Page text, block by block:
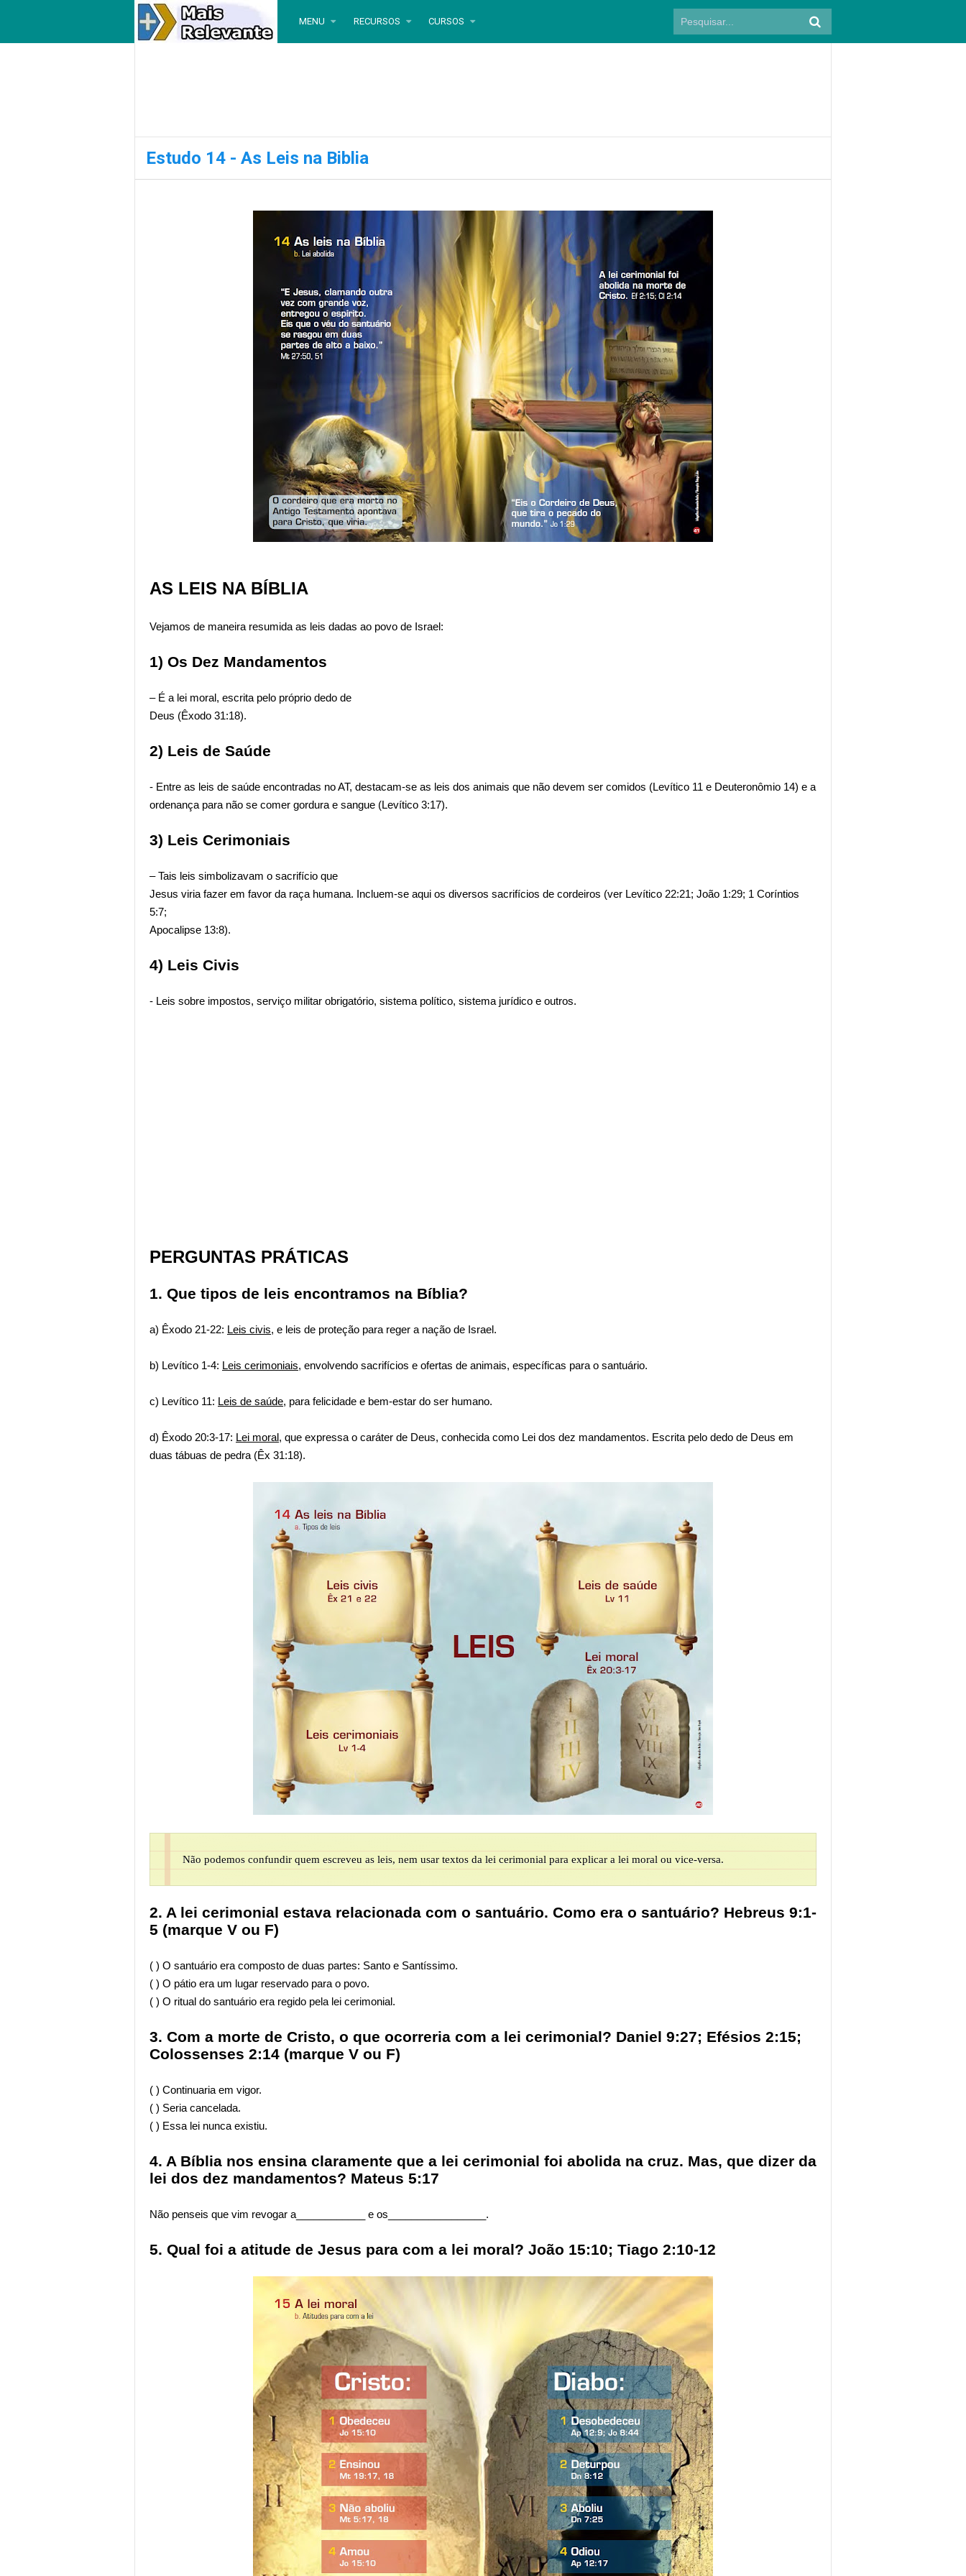
MENU RECURSOS CURSOS
Estudo 14 - As Leis na Biblia
AS LEIS NA BÍBLIA
Vejamos de maneira resumida as leis dadas ao povo de Israel:
1) Os Dez Mandamentos
– É a lei moral, escrita pelo próprio dedo de
Deus (Êxodo 31:18).
2) Leis de Saúde
- Entre as leis de saúde encontradas no AT, destacam-se as leis dos animais que não devem ser comidos (Levítico 11 e Deuteronômio 14) e a
ordenança para não se comer gordura e sangue (Levítico 3:17).
3) Leis Cerimoniais
– Tais leis simbolizavam o sacrifício que
Jesus viria fazer em favor da raça humana. Incluem-se aqui os diversos sacrifícios de cordeiros (ver Levítico 22:21; João 1:29; 1 Coríntios
5:7;
Apocalipse 13:8).
4) Leis Civis
- Leis sobre impostos, serviço militar obrigatório, sistema político, sistema jurídico e outros.
PERGUNTAS PRÁTICAS
1. Que tipos de leis encontramos na Bíblia?
a) Êxodo 21-22: Leis civis, e leis de proteção para reger a nação de Israel.
b) Levítico 1-4: Leis cerimoniais, envolvendo sacrifícios e ofertas de animais, específicas para o santuário.
c) Levítico 11: Leis de saúde, para felicidade e bem-estar do ser humano.
d) Êxodo 20:3-17: Lei moral, que expressa o caráter de Deus, conhecida como Lei dos dez mandamentos. Escrita pelo dedo de Deus em
duas tábuas de pedra (Êx 31:18).
Não podemos confundir quem escreveu as leis, nem usar textos da lei cerimonial para explicar a lei moral ou vice-versa.
2. A lei cerimonial estava relacionada com o santuário. Como era o santuário? Hebreus 9:1-
5 (marque V ou F)
( ) O santuário era composto de duas partes: Santo e Santíssimo.
( ) O pátio era um lugar reservado para o povo.
( ) O ritual do santuário era regido pela lei cerimonial.
3. Com a morte de Cristo, o que ocorreria com a lei cerimonial? Daniel 9:27; Efésios 2:15;
Colossenses 2:14 (marque V ou F)
( ) Continuaria em vigor.
( ) Seria cancelada.
( ) Essa lei nunca existiu.
4. A Bíblia nos ensina claramente que a lei cerimonial foi abolida na cruz. Mas, que dizer da
lei dos dez mandamentos? Mateus 5:17
Não penseis que vim revogar a____________ e os_________________.
5. Qual foi a atitude de Jesus para com a lei moral? João 15:10; Tiago 2:10-12